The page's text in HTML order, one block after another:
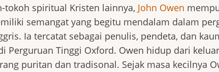
tokoh spiritual Kristen lainnya, John Owen
semangat yang begitu mendalam dalam
Ia tercatat sebagai penulis, pendeta, dan
Perguruan Tinggi Oxford. Owen hidup dari
puritan dan tradisonal. Sejak masa kecilnya